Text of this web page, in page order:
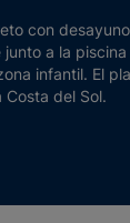
con
a la
infantil. El
del Sol.